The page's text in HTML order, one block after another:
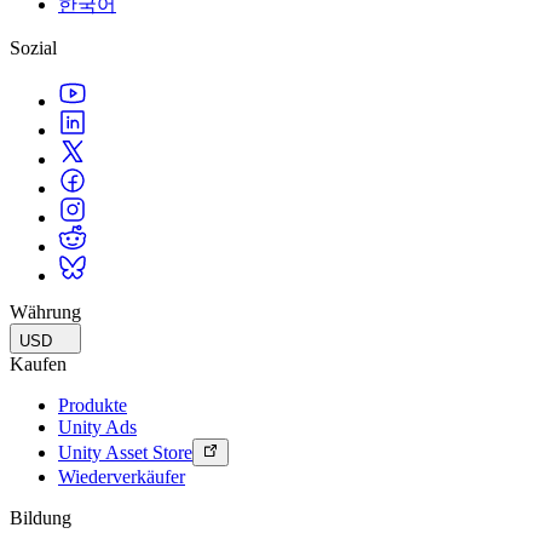
한국어
Sozial
Währung
USD
Kaufen
Produkte
Unity Ads
Unity Asset Store
Wiederverkäufer
Bildung